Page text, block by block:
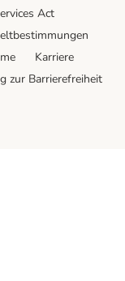
Act
Karriere
zur Barrierefreiheit